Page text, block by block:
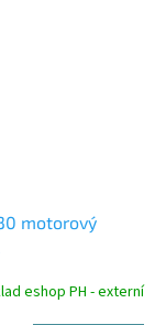
motorový
eshop PH - externí